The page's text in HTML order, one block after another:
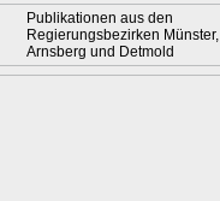
Publikationen aus den
Regierungsbezirken Münster,
Arnsberg und Detmold